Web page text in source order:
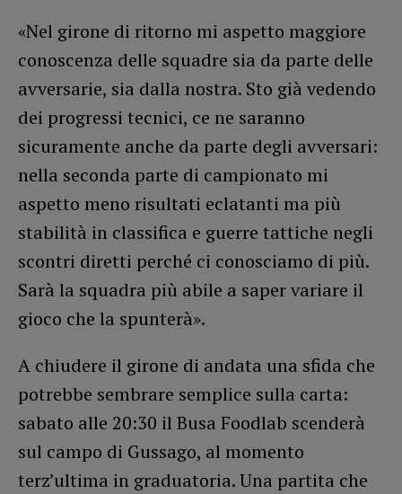
«Nel girone di ritorno mi aspetto maggiore
conoscenza delle squadre sia da parte delle
avversarie, sia dalla nostra. Sto già vedendo
dei progressi tecnici, ce ne saranno
sicuramente anche da parte degli avversari:
nella seconda parte di campionato mi
aspetto meno risultati eclatanti ma più
stabilità in classifica e guerre tattiche negli
scontri diretti perché ci conosciamo di più.
Sarà la squadra più abile a saper variare il
gioco che la spunterà».
A chiudere il girone di andata una sfida che
potrebbe sembrare semplice sulla carta:
sabato alle 20:30 il Busa Foodlab scenderà
sul campo di Gussago, al momento
terz’ultima in graduatoria. Una partita che